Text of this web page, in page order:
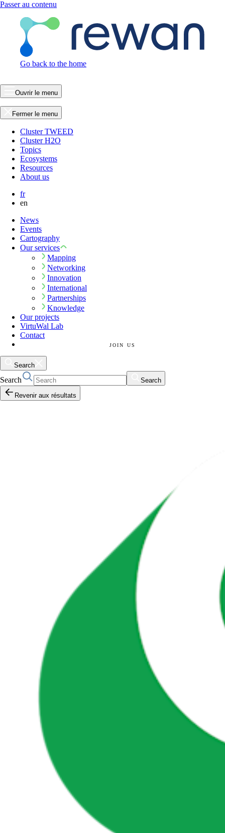
Passer au contenu
Go back to the home
Ouvrir le menu
Fermer le menu
Cluster TWEED
Cluster H2O
Topics
Ecosystems
Resources
About us
fr
en
News
Events
Cartography
Our services
Mapping
Networking
Innovation
International
Partnerships
Knowledge
Our projects
VirtuWal Lab
Contact
JOIN US
Search
Search
Search
Revenir aux résultats